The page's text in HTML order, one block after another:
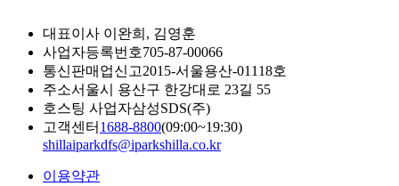
대표이사 이완희, 김영훈
사업자등록번호705-87-00066
통신판매업신고2015-서울용산-01118호
주소서울시 용산구 한강대로 23길 55
호스팅 사업자삼성SDS(주)
고객센터 1688-8800(09:00~19:30)
shillaiparkdfs@iparkshilla.co.kr
이용약관